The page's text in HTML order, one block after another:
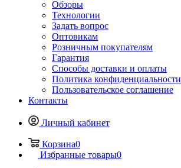
Обзоры
Технологии
Задать вопрос
Оптовикам
Розничным покупателям
Гарантия
Способы доставки и оплаты
Политика конфиденциальности
Пользовательское соглашение
Контакты
Личный кабинет
Корзина0
Избранные товары0